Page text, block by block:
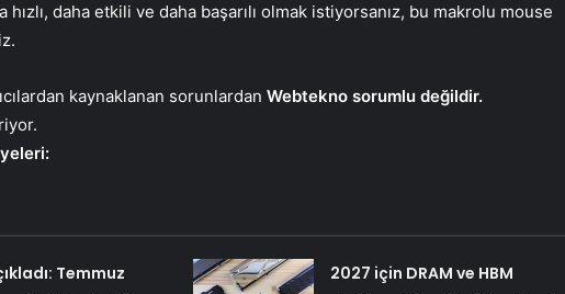
daha etkili ve daha başarılı olmak istiyorsanız, bu makrolu mouse
kaynaklanan sorunlardan Webtekno sorumlu değildir.
Temmuz
2027 için DRAM ve HBM